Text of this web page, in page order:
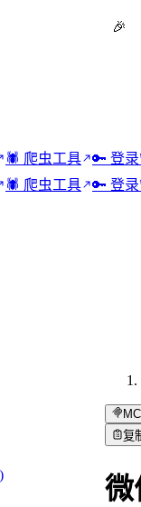
🎉
🕷️ 爬虫工具
🔑 登
🕷️ 爬虫工具 🔑 登
复
微